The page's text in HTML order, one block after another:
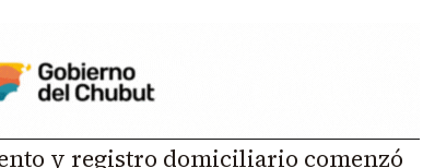
y registro domiciliario comenzó